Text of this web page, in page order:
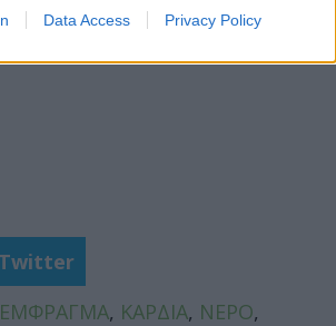
Data Access Privacy Policy
Twitter
ΕΜΦΡΑΓΜΑ, ΚΑΡΔΙΑ, ΝΕΡΟ,